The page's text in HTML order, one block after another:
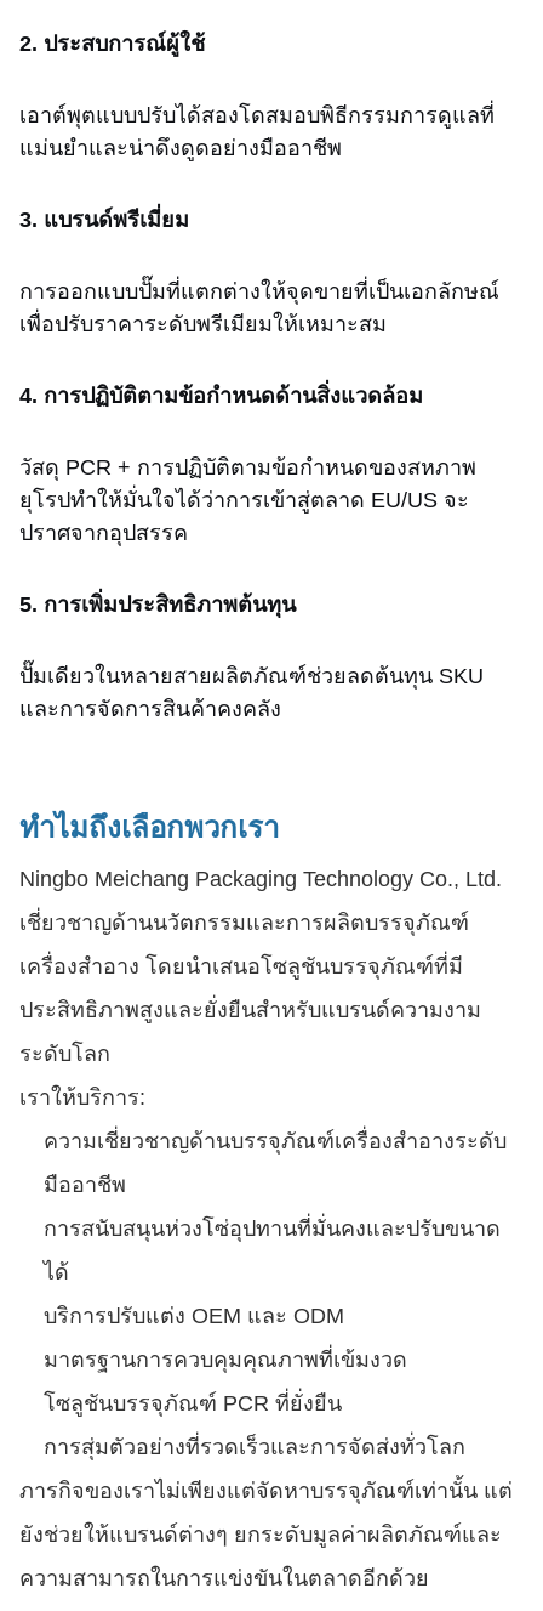
2. ประสบการณ์ผู้ใช้
เอาต์พุตแบบปรับได้สองโดสมอบพิธีกรรมการดูแลที่
แม่นยำและน่าดึงดูดอย่างมืออาชีพ
3. แบรนด์พรีเมี่ยม
การออกแบบปั๊มที่แตกต่างให้จุดขายที่เป็นเอกลักษณ์
เพื่อปรับราคาระดับพรีเมียมให้เหมาะสม
4. การปฏิบัติตามข้อกำหนดด้านสิ่งแวดล้อม
วัสดุ PCR + การปฏิบัติตามข้อกำหนดของสหภาพ
ยุโรปทำให้มั่นใจได้ว่าการเข้าสู่ตลาด EU/US จะ
ปราศจากอุปสรรค
5. การเพิ่มประสิทธิภาพต้นทุน
ปั๊มเดียวในหลายสายผลิตภัณฑ์ช่วยลดต้นทุน SKU
และการจัดการสินค้าคงคลัง
ทำไมถึงเลือกพวกเรา
Ningbo Meichang Packaging Technology Co., Ltd.
เชี่ยวชาญด้านนวัตกรรมและการผลิตบรรจุภัณฑ์
เครื่องสำอาง โดยนำเสนอโซลูชันบรรจุภัณฑ์ที่มี
ประสิทธิภาพสูงและยั่งยืนสำหรับแบรนด์ความงาม
ระดับโลก
เราให้บริการ:
ความเชี่ยวชาญด้านบรรจุภัณฑ์เครื่องสำอางระดับ
มืออาชีพ
การสนับสนุนห่วงโซ่อุปทานที่มั่นคงและปรับขนาด
ได้
บริการปรับแต่ง OEM และ ODM
มาตรฐานการควบคุมคุณภาพที่เข้มงวด
โซลูชันบรรจุภัณฑ์ PCR ที่ยั่งยืน
การสุ่มตัวอย่างที่รวดเร็วและการจัดส่งทั่วโลก
ภารกิจของเราไม่เพียงแต่จัดหาบรรจุภัณฑ์เท่านั้น แต่
ยังช่วยให้แบรนด์ต่างๆ ยกระดับมูลค่าผลิตภัณฑ์และ
ความสามารถในการแข่งขันในตลาดอีกด้วย